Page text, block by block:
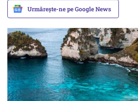
Urmărește-ne pe Google News